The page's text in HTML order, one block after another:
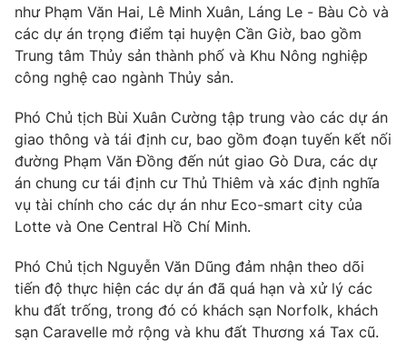
Video Shorts video
VTV Money VTV Thể thao
VTV Sức khoẻ Bất động sản
Thị trường 24h Tấm lòng Việt
VTV4 Vươn mình bằng AI
VTV9 VTV8
Liên hệ tòa soạn English
như Phạm Văn Hai, Lê Minh Xuân, Láng Le - Bàu Cò và
các dự án trọng điểm tại huyện Cần Giờ, bao gồm
Trung tâm Thủy sản thành phố và Khu Nông nghiệp
công nghệ cao ngành Thủy sản.
Phó Chủ tịch Bùi Xuân Cường tập trung vào các dự án
giao thông và tái định cư, bao gồm đoạn tuyến kết nối
đường Phạm Văn Đồng đến nút giao Gò Dưa, các dự
án chung cư tái định cư Thủ Thiêm và xác định nghĩa
vụ tài chính cho các dự án như Eco-smart city của
Lotte và One Central Hồ Chí Minh.
Phó Chủ tịch Nguyễn Văn Dũng đảm nhận theo dõi
tiến độ thực hiện các dự án đã quá hạn và xử lý các
khu đất trống, trong đó có khách sạn Norfolk, khách
sạn Caravelle mở rộng và khu đất Thương xá Tax cũ.